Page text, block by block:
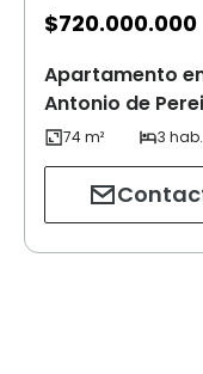
$720.000.000
Apartamento
Antonio de